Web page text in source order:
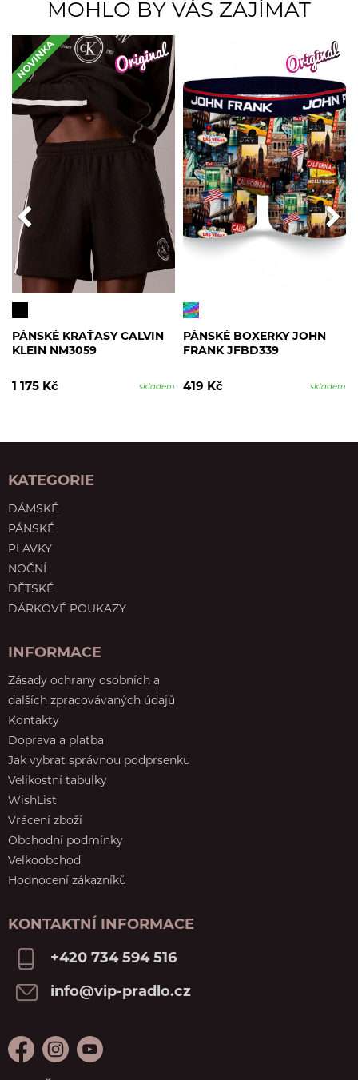
MOHLO BY VÁS ZAJÍMAT
NOVINKA
PÁNSKÉ KRAŤASY CALVIN
KLEIN NM3059
1 175 Kč skladem
PÁNSKÉ BOXERKY JOHN
FRANK JFBD339
419 Kč skladem
KATEGORIE
DÁMSKÉ
PÁNSKÉ
PLAVKY
NOČNÍ
DĚTSKÉ
DÁRKOVÉ POUKAZY
INFORMACE
Zásady ochrany osobních a
dalších zpracovávaných údajů
Kontakty
Doprava a platba
Jak vybrat správnou podprsenku
Velikostní tabulky
WishList
Vrácení zboží
Obchodní podmínky
Velkoobchod
Hodnocení zákazníků
KONTAKTNÍ INFORMACE
+420 734 594 516
info@vip-pradlo.cz